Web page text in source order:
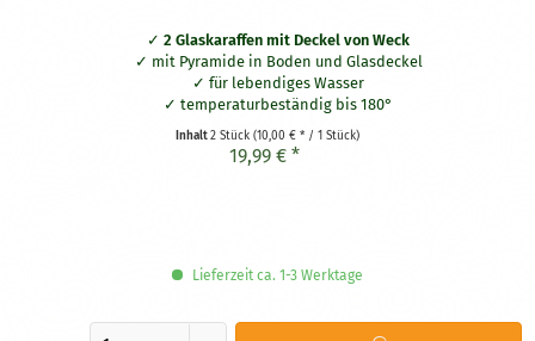
2 Glaskaraffen mit Deckel von Weck
mit Pyramide in Boden und Glasdeckel
für lebendiges Wasser
temperaturbeständig bis 180°
Inhalt2 Stück(10,00 € * / 1 Stück)
19,99 € *
Lieferzeit ca. 1-3 Werktage